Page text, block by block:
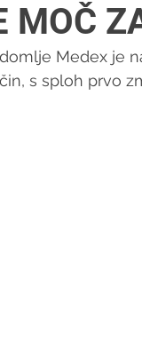
MOČ
Medex je
s sploh prvo